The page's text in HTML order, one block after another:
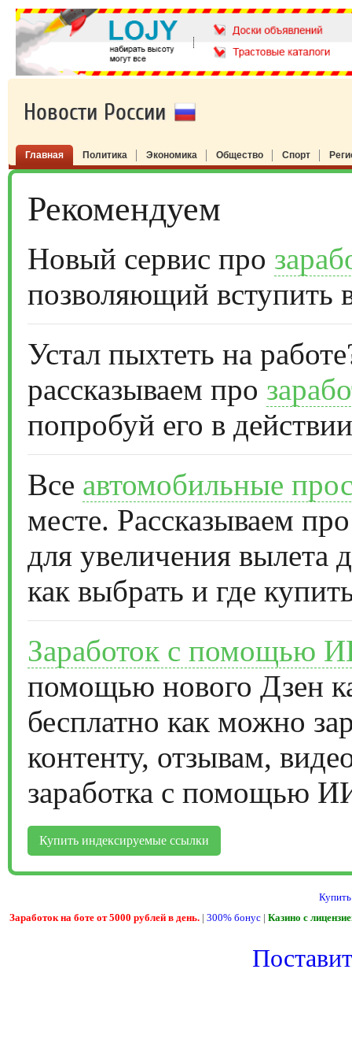
Новости России
Главная Политика Экономика Общество Спорт
Рекомендуем
Новый сервис про
позволяющий вступить
Устал пыхтеть на
рассказываем про
попробуй его в
Все автомобильные
месте. Рассказываем
для увеличения вылета
как выбрать и где
Заработок с помощью
помощью нового Дзен
бесплатно как можно
контенту, отзывам,
заработка с помощью
Купить индексируемые ссылки
Заработок на боте от 5000 рублей в день. | 300% бонус | Казино с